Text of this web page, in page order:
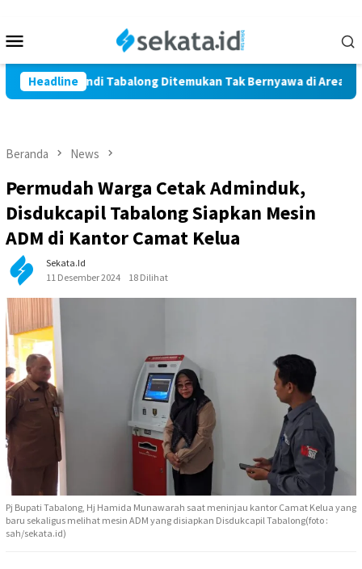
konten
Mobile
Headline
Marindi Tabalong Ditemukan Tak Bernyawa di Area
Beranda News
Permudah Warga Cetak Adminduk,
Disdukcapil Tabalong Siapkan Mesin
ADM di Kantor Camat Kelua
Sekata.id
11 Desember 2024
18 Dilihat
Pj Bupati Tabalong, Hj Hamida Munawarah saat meninjau kantor Camat Kelua yang
baru sekaligus melihat mesin ADM yang disiapkan Disdukcapil Tabalong(foto :
sah/sekata.id)